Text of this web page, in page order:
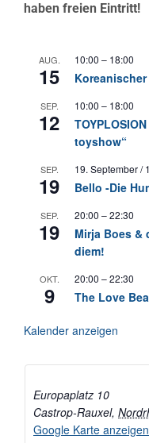
haben freien Eintritt!
AUG.
15
10:00 – 18:00
SEP.
12
10:00 – 18:00
toyshow“
SEP.
19
19. September /
Bello -Die
SEP.
19
20:00 –22:30
Mirja Boes &
diem!
OKT.
9
20:00 –22:30
The Love
Kalender anzeigen
Europaplatz 10
Castrop-Rauxel,
Google Karte anzeigen